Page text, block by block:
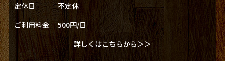
定休日
不定休
ご利用料金
500円/日
詳しくはこちらから＞＞